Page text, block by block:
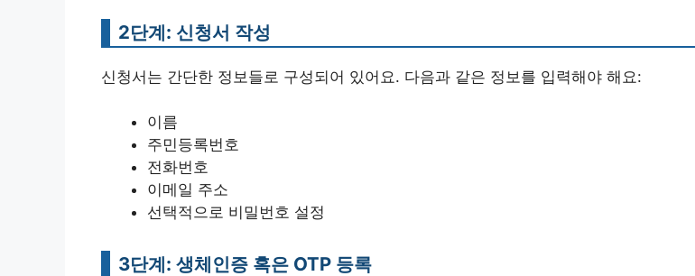
2단계: 신청서 작성
신청서는 간단한 정보들로 구성되어 있어요. 다음과 같은 정보를 입력해야 해요:
이름
주민등록번호
전화번호
이메일 주소
선택적으로 비밀번호 설정
3단계: 생체인증 혹은 OTP 등록